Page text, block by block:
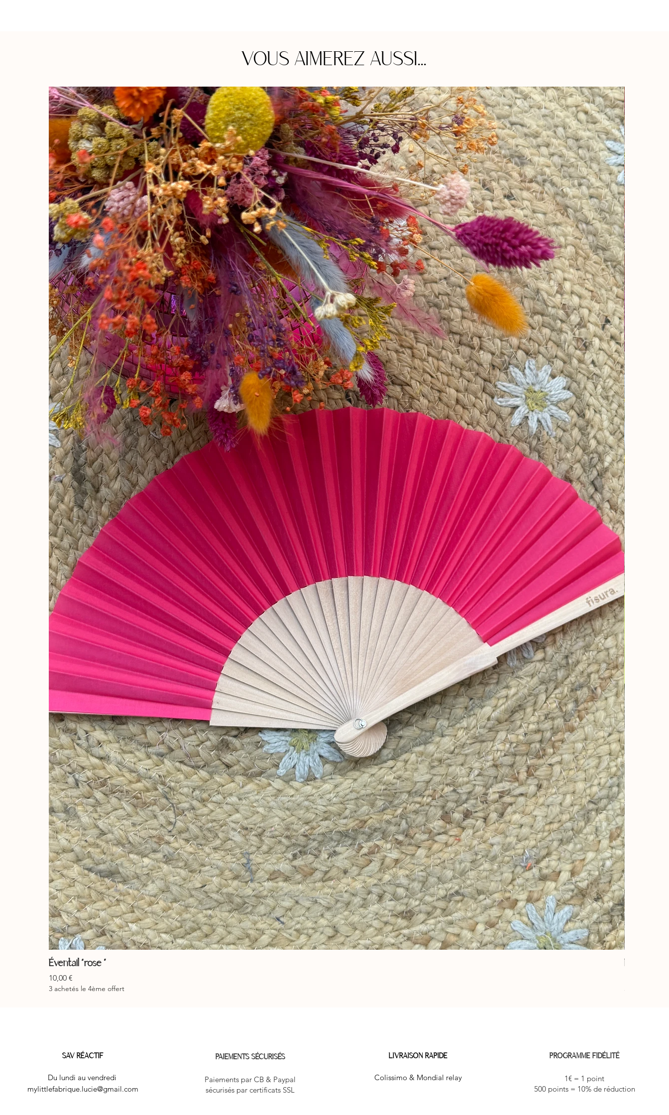
VOUS AIMEREZ AUSSI...
Éventail “rose ”
Prix
10,00 €
3 achetés le 4ème offert
Éventail
3 achetés le
SAV RÉACTIF
Du lundi au vendredi
mylittlefabrique.lucie@gmail.com
PAIEMENTS SÉCURISÉS
Paiements par CB & Paypal
sécurisés par certificats SSL
LIVRAISON RAPIDE
Colissimo & Mondial relay
PROGRAMME FIDÉLITÉ
1€ = 1 point
500 points = 10% de réduction